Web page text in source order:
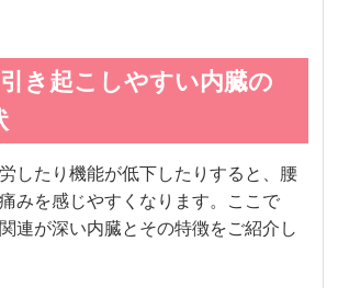
き起こしやすい内臓の
したり機能が低下したりすると、腰
みを感じやすくなります。ここで
連が深い内臓とその特徴をご紹介し